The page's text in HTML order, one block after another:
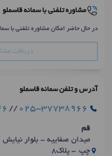
مشاوره تلفنی با سمانه قاسملو
در حال حاضر امکان مشاوره تلفنی با
دریافت
آدرس و تلفن سمانه قاسملو
// 025-37738966
قم
چپ - پلاک8